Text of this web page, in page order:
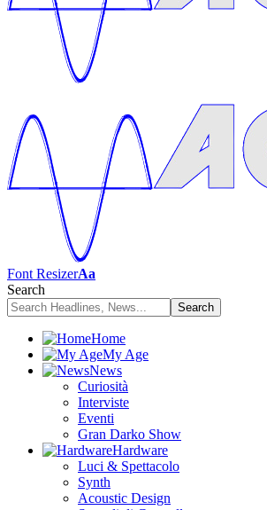
Font ResizerAa
Search
Home
My Age
News
Curiosità
Interviste
Eventi
Gran Darko Show
Hardware
Luci & Spettacolo
Synth
Acoustic Design